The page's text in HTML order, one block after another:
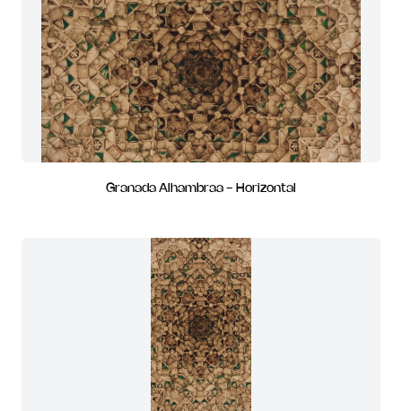
Granada Alhambraa - Horizontal